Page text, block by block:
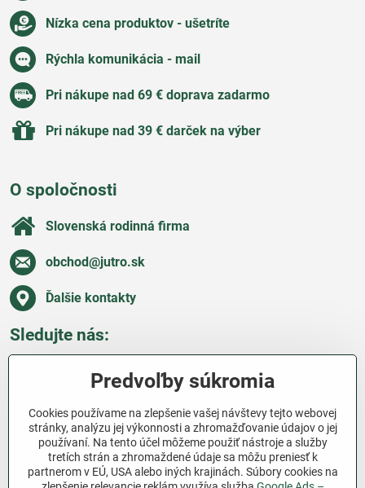
Nízka cena produktov - ušetríte
Rýchla komunikácia - mail
Pri nákupe nad 69 € doprava zadarmo
Pri nákupe nad 39 € darček na výber
O spoločnosti
Slovenská rodinná firma
obchod​@jutro​.sk
Ďalšie kontakty
Sledujte nás:
Všetko o nákupe
Ďakujeme za podporu
Sme slovenský e-shop bez dotácií​. Fungujeme len
Predvoľby súkromia
Cookies používame na zlepšenie vašej návštevy tejto webovej
stránky, analýzu jej výkonnosti a zhromažďovanie údajov o jej
používaní. Na tento účel môžeme použiť nástroje a služby
tretích strán a zhromaždené údaje sa môžu preniesť k
partnerom v EÚ, USA alebo iných krajinách. Súbory cookies na